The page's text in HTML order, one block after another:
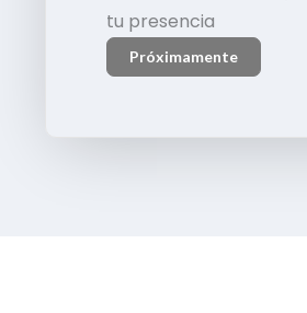
tu presencia
Próximamente